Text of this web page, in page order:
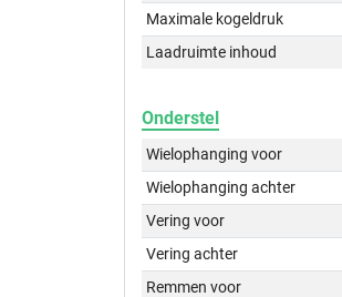
Maximale kogeldruk
Laadruimte inhoud
Onderstel
Wielophanging voor
Wielophanging achter
Vering voor
Vering achter
Remmen voor